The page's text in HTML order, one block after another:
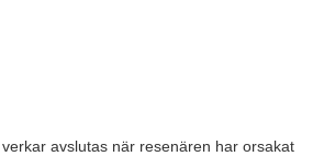
avslutas när resenären har orsakat